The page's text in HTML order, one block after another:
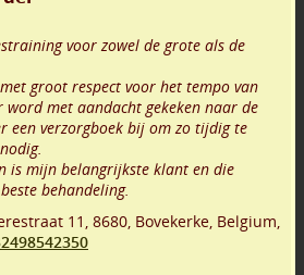
voor zowel de grote als de
groot respect voor het tempo van
word met aandacht gekeken naar de
een verzorgboek bij om zo tijdig te
is mijn belangrijkste klant en die
behandeling.
11 , 8680, Bovekerke, Belgium,